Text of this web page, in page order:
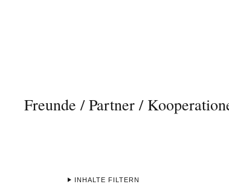
Freunde / Partner /
INHALTE FILTERN